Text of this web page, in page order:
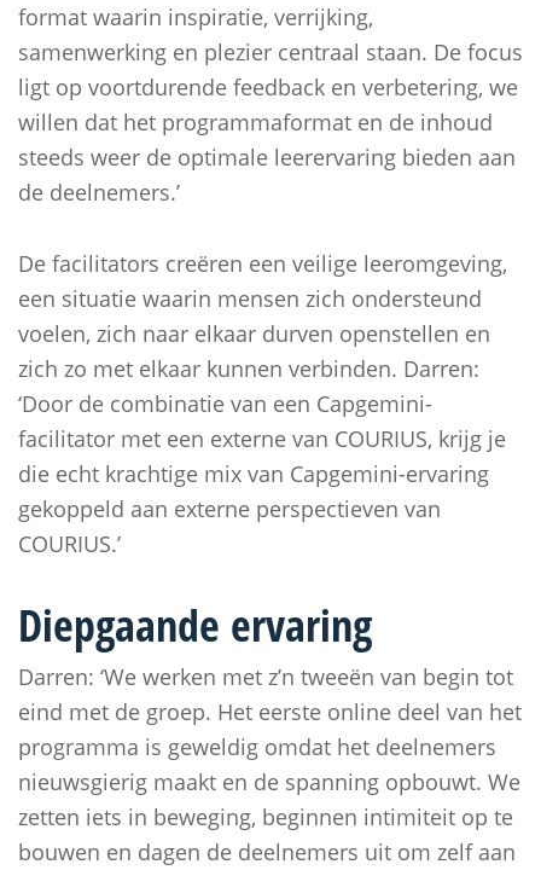
format waarin inspiratie, verrijking,
samenwerking en plezier centraal staan. De focus
ligt op voortdurende feedback en verbetering, we
willen dat het programmaformat en de inhoud
steeds weer de optimale leerervaring bieden aan
de deelnemers.’
De facilitators creëren een veilige leeromgeving,
een situatie waarin mensen zich ondersteund
voelen, zich naar elkaar durven openstellen en
zich zo met elkaar kunnen verbinden. Darren:
‘Door de combinatie van een Capgemini-
facilitator met een externe van COURIUS, krijg je
die echt krachtige mix van Capgemini-ervaring
gekoppeld aan externe perspectieven van
COURIUS.’
Diepgaande ervaring
Darren: ‘We werken met z’n tweeën van begin tot
eind met de groep. Het eerste online deel van het
programma is geweldig omdat het deelnemers
nieuwsgierig maakt en de spanning opbouwt. We
zetten iets in beweging, beginnen intimiteit op te
bouwen en dagen de deelnemers uit om zelf aan